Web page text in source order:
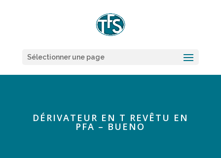
Sélectionner une page
DÉRIVATEUR EN T REVÊTU EN
PFA – BUENO